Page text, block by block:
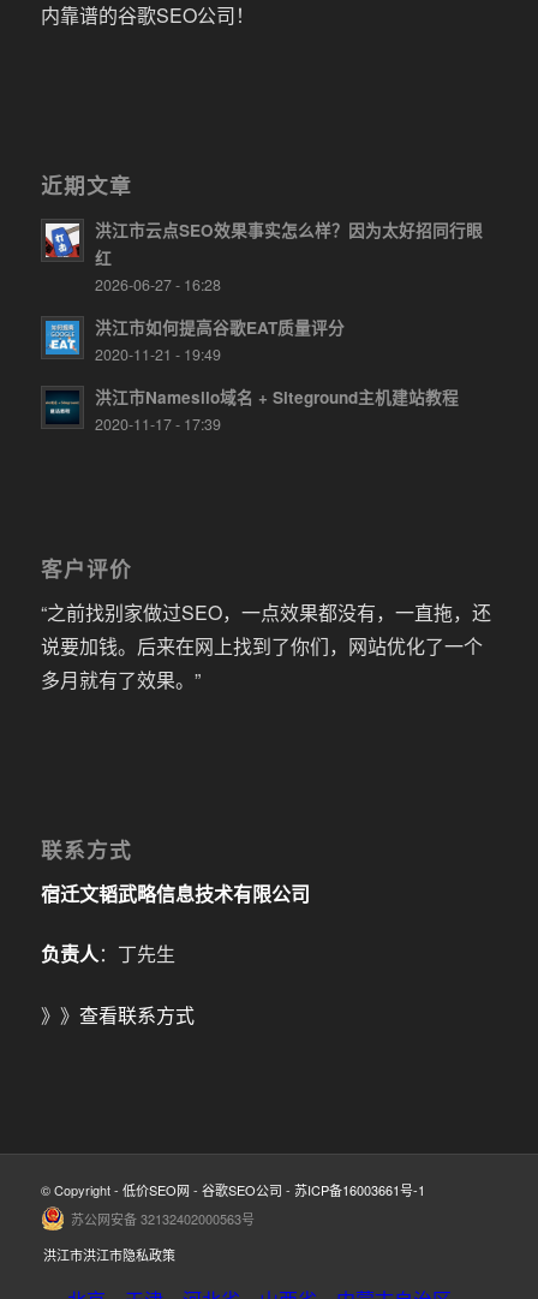
内靠谱的谷歌SEO公司！
近期文章
洪江市云点SEO效果事实怎么样？因为太好招同行眼
红
2026-06-27 - 16:28
洪江市如何提高谷歌EAT质量评分
2020-11-21 - 19:49
洪江市Namesilo域名 + Siteground主机建站教程
2020-11-17 - 17:39
客户评价
“之前找别家做过SEO，一点效果都没有，一直拖，还
说要加钱。后来在网上找到了你们，网站优化了一个
多月就有了效果。”
联系方式
宿迁文韬武略信息技术有限公司
负责人：丁先生
》》 查看联系方式
© Copyright - 低价SEO网 - 谷歌SEO公司 - 苏ICP备16003661号-1
苏公网安备 32132402000563号
洪江市洪江市隐私政策